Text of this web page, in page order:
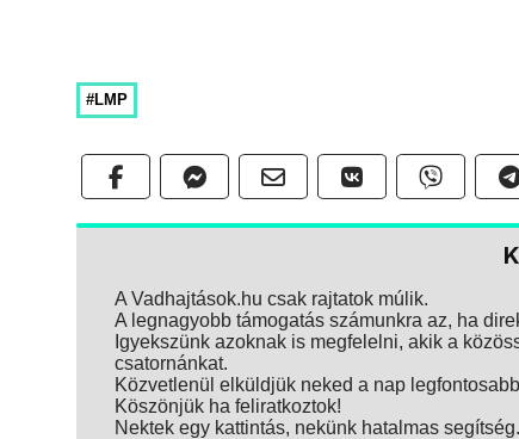
#LMP
A Vadhajtások.hu csak rajtatok múlik.
A legnagyobb támogatás számunkra az, ha
Igyekszünk azoknak is megfelelni, akik a
csatornánkat.
Közvetlenül elküldjük neked a nap
Köszönjük ha feliratkoztok!
Nektek egy kattintás, nekünk hatalmas segítség.